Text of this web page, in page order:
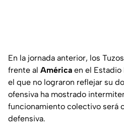
En la jornada anterior, los
frente al América en el
el que no lograron reflejar su
ofensiva ha mostrado
funcionamiento colectivo será
defensiva.